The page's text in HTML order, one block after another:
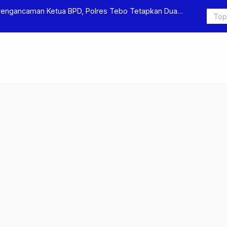
Ketua BPD, Polres Tebo Tetapkan Dua
Polres